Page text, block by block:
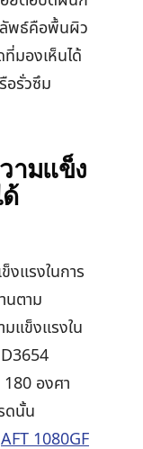
พธ์คือพื้นผิว
มองเห็นได้
อรั่วซึม
ามแข็ง
งแรงในการ
นตาม
แข็งแรงใน
องศา
ดนั้น
AFT 1080GF